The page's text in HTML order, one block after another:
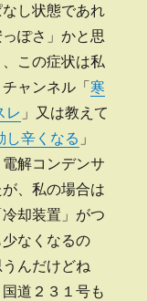
し状態であれ
ぽさ」かと思
この症状は私
ャンネル「寒
レ 」又は教えて
し辛くなる 」
解コンデンサ
、私の場合は
却装置」がつ
なくなるの
んだけどね
道２３１号も